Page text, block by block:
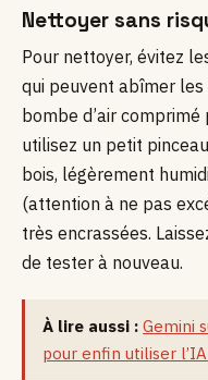
Nettoyer sans
Pour nettoyer, évitez
qui peuvent abîmer
bombe d’air
utilisez un petit
bois, légèrement
(attention à ne pas
très encrassées.
de tester à nouveau.
À lire aussi : Gemini
pour enfin utiliser